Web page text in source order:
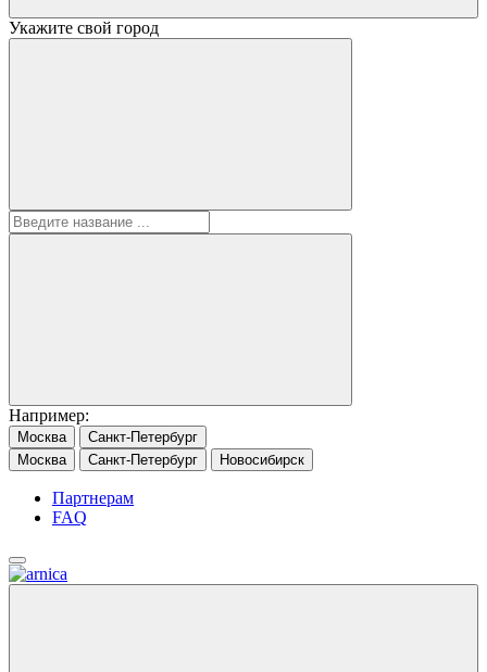
Укажите свой город
Например:
Москва
Санкт-Петербург
Москва
Санкт-Петербург Новосибирск
Партнерам
FAQ